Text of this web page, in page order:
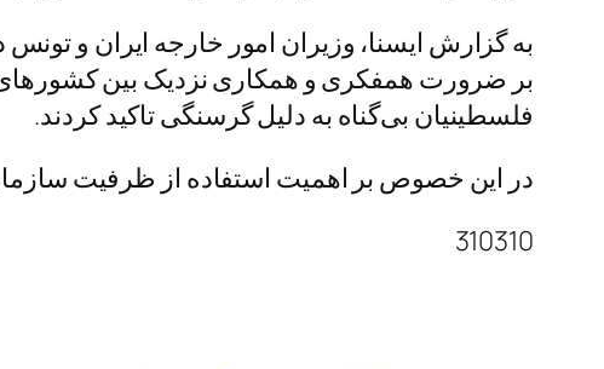
به گزارش ایسنا، وزیران امور خارجه ایران و
بر ضرورت همفکری و همکاری نزدیک بین
فلسطینیان بی‌گناه به دلیل گرسنگی تاکید کردند.
در این خصوص بر اهمیت استفاده از ظرفیت
310310